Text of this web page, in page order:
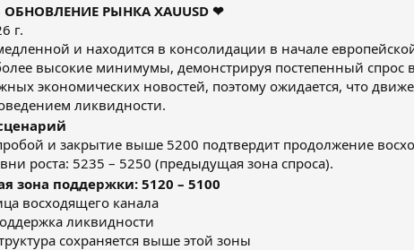
– ОБНОВЛЕНИЕ РЫНКА XAUUSD ❤
г.
и находится в консолидации в начале
высокие минимумы, демонстрируя постепенный спрос
экономических новостей, поэтому ожидается, что
ликвидности.
и закрытие выше 5200 подтвердит продолжение
роста: 5235 – 5250 (предыдущая зона спроса).
зона поддержки: 5120 – 5100
восходящего канала
ликвидности
сохраняется выше этой зоны